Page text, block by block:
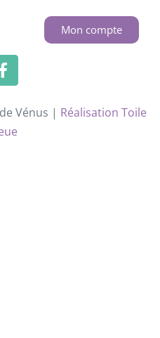
Mon compte
Vénus | Réalisation Toile